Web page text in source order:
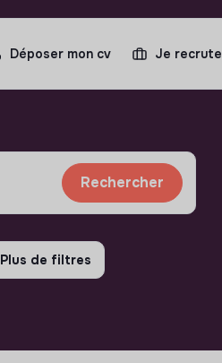
Déposer mon cv Je recrute
Rechercher
Plus de filtres